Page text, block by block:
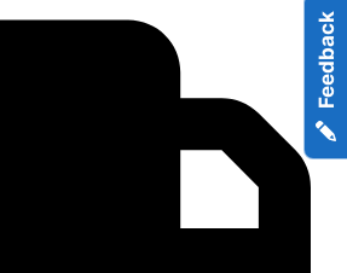
Feedback